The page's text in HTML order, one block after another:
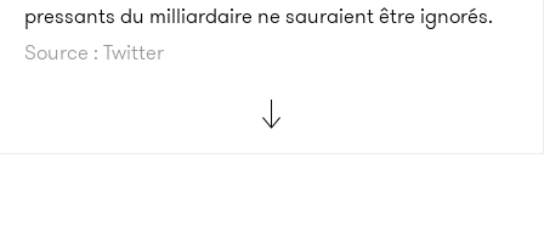
pressants du milliardaire ne sauraient être ignorés.
Source : Twitter